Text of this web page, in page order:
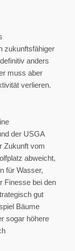
zukunftsfähiger
anders
muss aber
verlieren.
der USGA
Zukunft vom
abweicht,
für Wasser,
Finesse bei den
gut
Bäume
sogar höhere